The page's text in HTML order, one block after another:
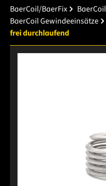
BaerCoil/BaerFix
BaerCoil
BaerCoil Gewindeeinsätze
frei durchlaufend